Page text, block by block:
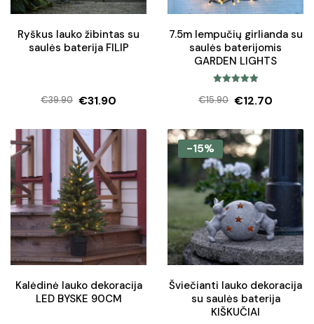
Ryškus lauko žibintas su
saulės baterija FILIP
€39.90
Original
price
was:
€39.90.
€31.90
Current
price
is:
€31.90.
7.5m lempučių girlianda su
saulės baterijomis
GARDEN LIGHTS
5.00 iš 5
€15.90
Original
price
was:
€15.90.
€12.70
Current
price
is:
€12.70.
Kalėdinė lauko dekoracija
LED BYSKE 90CM
-15%
Šviečianti lauko dekoracija
su saulės baterija
KIŠKUČIAI